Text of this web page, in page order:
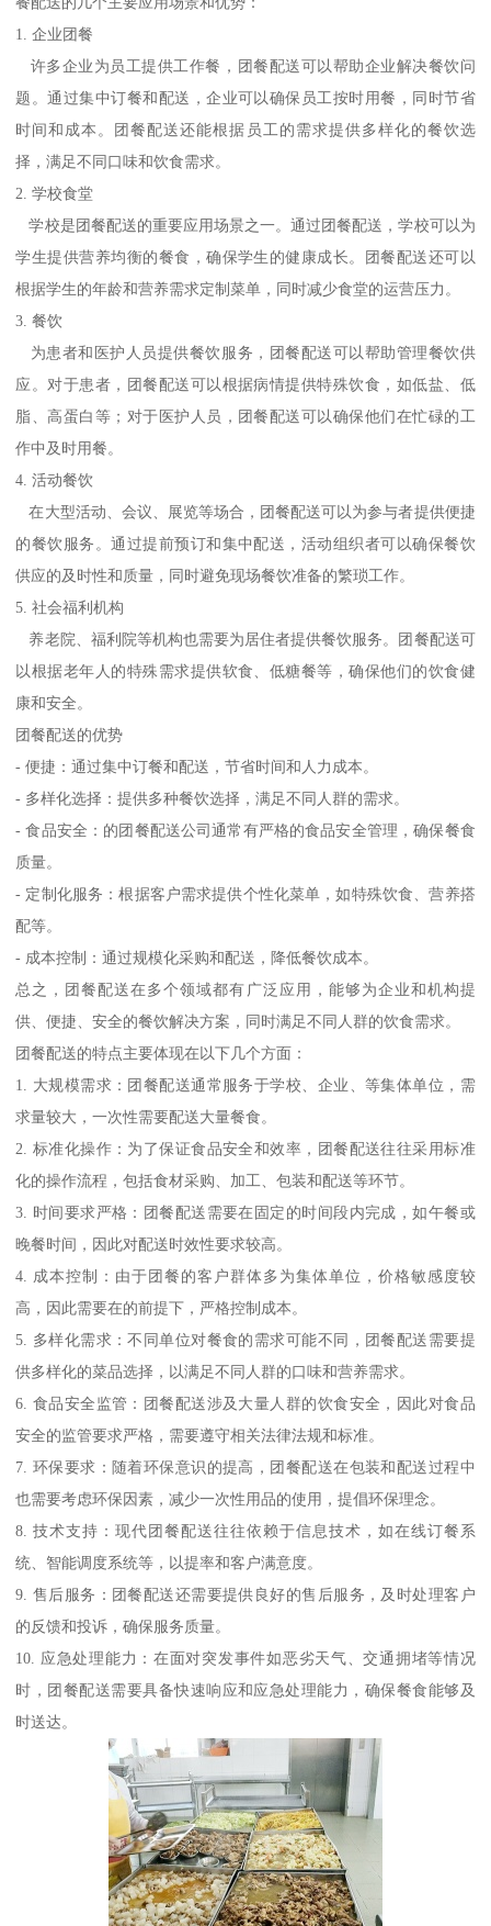
1. 企业团餐
许多企业为员工提供工作餐，团餐配送可以帮助企业解决餐饮问
题。通过集中订餐和配送，企业可以确保员工按时用餐，同时节省
时间和成本。团餐配送还能根据员工的需求提供多样化的餐饮选
择，满足不同口味和饮食需求。
2. 学校食堂
学校是团餐配送的重要应用场景之一。通过团餐配送，学校可以为
学生提供营养均衡的餐食，确保学生的健康成长。团餐配送还可以
根据学生的年龄和营养需求定制菜单，同时减少食堂的运营压力。
3. 餐饮
为患者和医护人员提供餐饮服务，团餐配送可以帮助管理餐饮供
应。对于患者，团餐配送可以根据病情提供特殊饮食，如低盐、低
脂、高蛋白等；对于医护人员，团餐配送可以确保他们在忙碌的工
作中及时用餐。
4. 活动餐饮
在大型活动、会议、展览等场合，团餐配送可以为参与者提供便捷
的餐饮服务。通过提前预订和集中配送，活动组织者可以确保餐饮
供应的及时性和质量，同时避免现场餐饮准备的繁琐工作。
5. 社会福利机构
养老院、福利院等机构也需要为居住者提供餐饮服务。团餐配送可
以根据老年人的特殊需求提供软食、低糖餐等，确保他们的饮食健
康和安全。
团餐配送的优势
- 便捷：通过集中订餐和配送，节省时间和人力成本。
- 多样化选择：提供多种餐饮选择，满足不同人群的需求。
- 食品安全：的团餐配送公司通常有严格的食品安全管理，确保餐食
质量。
- 定制化服务：根据客户需求提供个性化菜单，如特殊饮食、营养搭
配等。
- 成本控制：通过规模化采购和配送，降低餐饮成本。
总之，团餐配送在多个领域都有广泛应用，能够为企业和机构提
供、便捷、安全的餐饮解决方案，同时满足不同人群的饮食需求。
团餐配送的特点主要体现在以下几个方面：
1. 大规模需求：团餐配送通常服务于学校、企业、等集体单位，需
求量较大，一次性需要配送大量餐食。
2. 标准化操作：为了保证食品安全和效率，团餐配送往往采用标准
化的操作流程，包括食材采购、加工、包装和配送等环节。
3. 时间要求严格：团餐配送需要在固定的时间段内完成，如午餐或
晚餐时间，因此对配送时效性要求较高。
4. 成本控制：由于团餐的客户群体多为集体单位，价格敏感度较
高，因此需要在的前提下，严格控制成本。
5. 多样化需求：不同单位对餐食的需求可能不同，团餐配送需要提
供多样化的菜品选择，以满足不同人群的口味和营养需求。
6. 食品安全监管：团餐配送涉及大量人群的饮食安全，因此对食品
安全的监管要求严格，需要遵守相关法律法规和标准。
7. 环保要求：随着环保意识的提高，团餐配送在包装和配送过程中
也需要考虑环保因素，减少一次性用品的使用，提倡环保理念。
8. 技术支持：现代团餐配送往往依赖于信息技术，如在线订餐系
统、智能调度系统等，以提率和客户满意度。
9. 售后服务：团餐配送还需要提供良好的售后服务，及时处理客户
的反馈和投诉，确保服务质量。
10. 应急处理能力：在面对突发事件如恶劣天气、交通拥堵等情况
时，团餐配送需要具备快速响应和应急处理能力，确保餐食能够及
时送达。